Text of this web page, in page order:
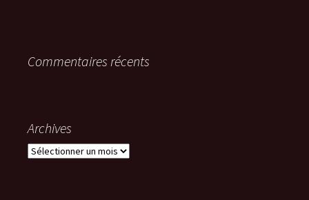
Commentaires récents
Archives
Archives